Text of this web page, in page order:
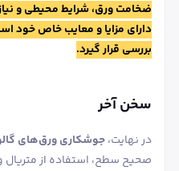
ضخامت ورق، شرایط محیطی و
دارای مزایا و معایب خاص خود
بررسی قرار گیرد.
سخن آخر
در نهایت،جوشکاری ورق‌های
صحیح سطح، استفاده از متریال